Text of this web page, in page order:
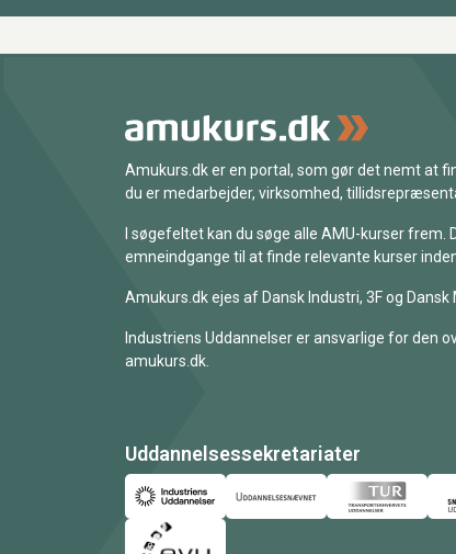
Amukurs.dk er en portal, som gør det nemt at
du er medarbejder, virksomhed,
I søgefeltet kan du søge alle AMU-kurser frem.
emneindgange til at finde relevante kurser
Amukurs.dk ejes af Dansk Industri, 3F og Dansk
Industriens Uddannelser er ansvarlige for den
amukurs.dk.
Uddannelsessekretariater